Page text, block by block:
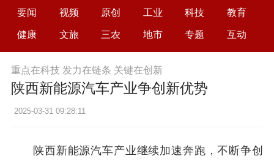
要闻 视频 原创 工业 科技 教育
健康 文旅 三农 地市 专题 互动
重点在科技 发力在链条 关键在创新
陕西新能源汽车产业争创新优势
2025-03-31 09:28:11
陕西新能源汽车产业继续加速奔跑，不断争创